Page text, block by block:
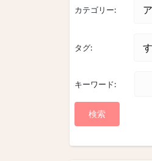
カテゴリー:
タグ:
キーワード: